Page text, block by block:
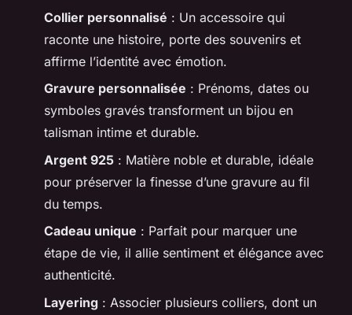
Collier personnalisé : Un accessoire qui
raconte une histoire, porte des souvenirs et
affirme l’identité avec émotion.
Gravure personnalisée : Prénoms, dates ou
symboles gravés transforment un bijou en
talisman intime et durable.
Argent 925 : Matière noble et durable, idéale
pour préserver la finesse d’une gravure au fil
du temps.
Cadeau unique : Parfait pour marquer une
étape de vie, il allie sentiment et élégance avec
authenticité.
Layering : Associer plusieurs colliers, dont un